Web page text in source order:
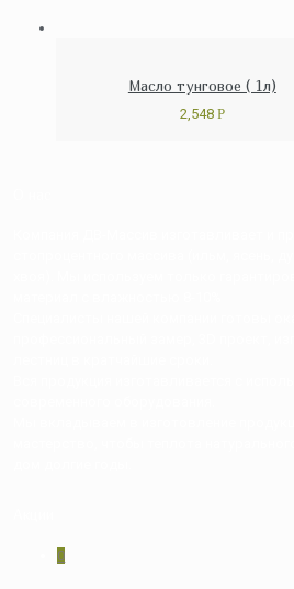
Масло тунговое ( 1л)
2,548 Р
0